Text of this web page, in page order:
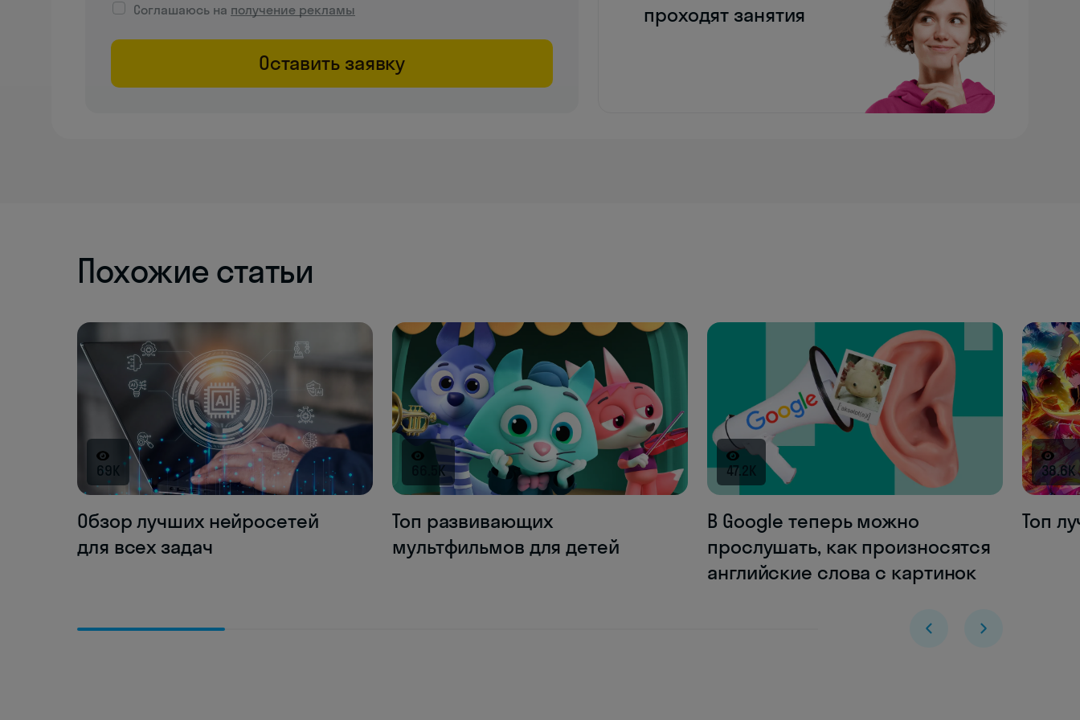
Соглашаюсь на получение рекламы
Оставить заявку
проходят занятия
Похожие статьи
69K
Обзор лучших нейросетей
для всех задач
66.5K
Топ развивающих
мультфильмов для детей
47.2K
В Google теперь можно
прослушать, как произносятся
английские слова с картинок
38.6K
Топ